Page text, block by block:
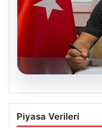
Eren
döndü! İmzayı
Piyasa Verileri